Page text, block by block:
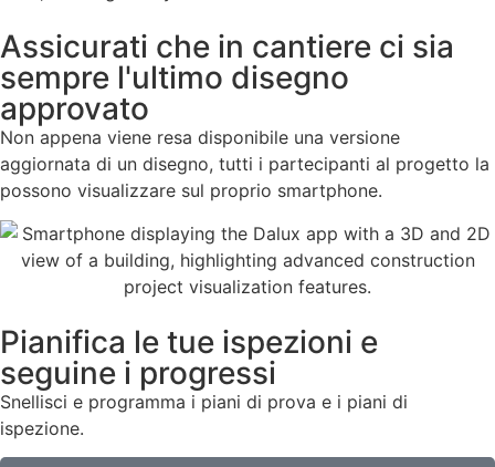
Assicurati che in cantiere ci sia
sempre l'ultimo disegno
approvato
Non appena viene resa disponibile una versione
aggiornata di un disegno, tutti i partecipanti al progetto la
possono visualizzare sul proprio smartphone.
Pianifica le tue ispezioni e
seguine i progressi
Snellisci e programma i piani di prova e i piani di
ispezione.